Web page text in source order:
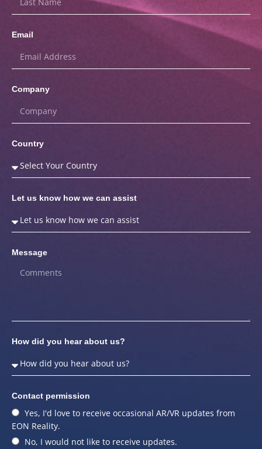
Email
Company
Country
Let us know how we can assist
Message
How did you hear about us?
Contact permission
Yes, I'd love to receive occasional AR/VR updates from
EON Reality.
No, I would not like to receive updates.